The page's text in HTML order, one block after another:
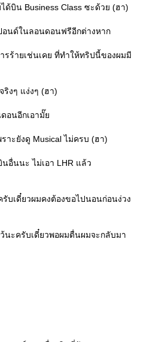
บิน Business Class ซะด้วย (ฮา)
นด์ในลอนดอนฟรีอีกต่างหาก
รร้ายเช่นเคย ที่ทำให้ทริปนี้ของผมมี
งๆ แง่งๆ (ฮา)
อนอีกเอามั๊
าะยังดู Musical ไม่ครบ (ฮา)
อื่นนะ ไม่เอา LHR แล้ว
เดี๋ยวผมคงต้องขอไปนอนก่อนง่วง
นะครับเดี๋ยวพอผมตื่นผมจะกลับมา